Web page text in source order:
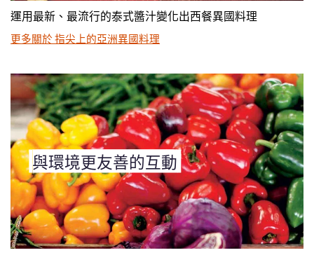
運用最新、最流行的泰式醬汁變化出西餐異國料理
更多關於 指尖上的亞洲異國料理
與環境更友善的互動